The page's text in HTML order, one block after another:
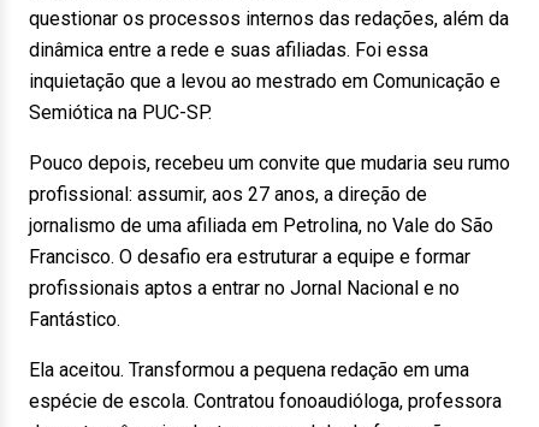
questionar os processos internos das redações, além da
dinâmica entre a rede e suas afiliadas. Foi essa
inquietação que a levou ao mestrado em Comunicação e
Semiótica na PUC-SP.
Pouco depois, recebeu um convite que mudaria seu rumo
profissional: assumir, aos 27 anos, a direção de
jornalismo de uma afiliada em Petrolina, no Vale do São
Francisco. O desafio era estruturar a equipe e formar
profissionais aptos a entrar no Jornal Nacional e no
Fantástico.
Ela aceitou. Transformou a pequena redação em uma
espécie de escola. Contratou fonoaudióloga, professora